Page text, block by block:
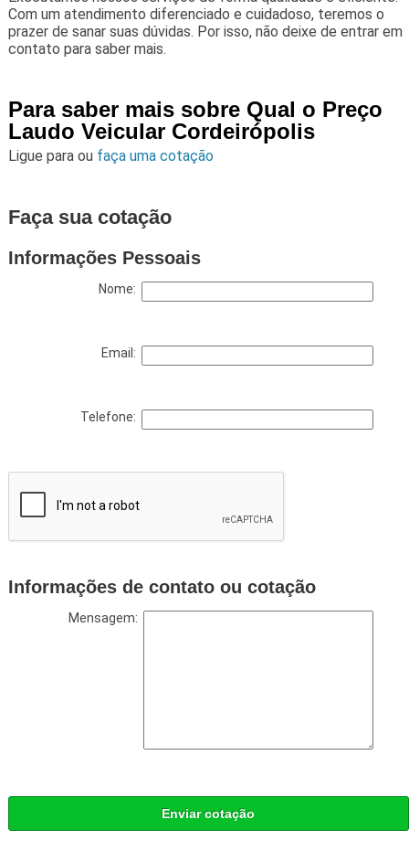
Com um atendimento diferenciado e cuidadoso, teremos o
prazer de sanar suas dúvidas. Por isso, não deixe de entrar em
contato para saber mais.
Para saber mais sobre Qual o Preço
Laudo Veicular Cordeirópolis
Ligue para ou faça uma cotação
Faça sua cotação
Informações Pessoais
Nome:
Email:
Telefone:
Informações de contato ou cotação
Mensagem:
Enviar cotação